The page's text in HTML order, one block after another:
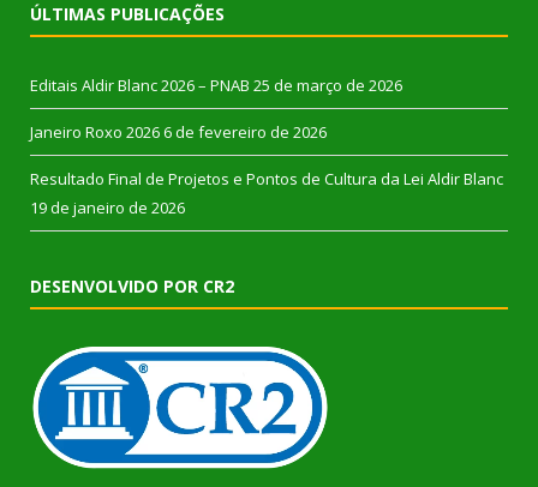
ÚLTIMAS PUBLICAÇÕES
Editais Aldir Blanc 2026 – PNAB 25 de março de 2026
Janeiro Roxo 2026 6 de fevereiro de 2026
Resultado Final de Projetos e Pontos de Cultura da Lei Aldir Blanc
19 de janeiro de 2026
DESENVOLVIDO POR CR2